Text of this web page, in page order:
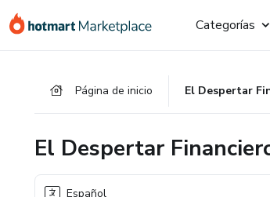
Categorías
Página de inicio
El Despertar
Español